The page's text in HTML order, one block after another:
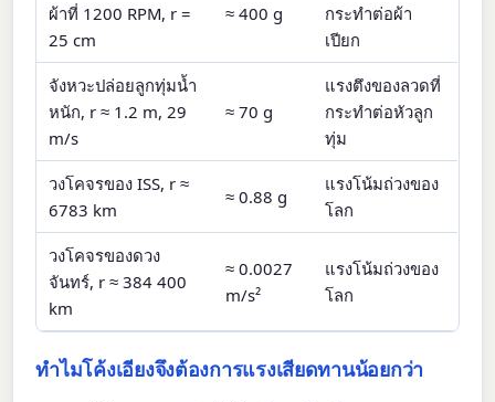
ผ้าที่ 1200 RPM, r =
25 cm
≈ 400 g
กระทำต่อผ้า
เปียก
จังหวะปล่อยลูกทุ่มน้ำ
หนัก, r ≈ 1.2 m, 29
m/s
≈ 70 g
แรงตึงของลวดที่
กระทำต่อหัวลูก
ทุ่ม
วงโคจรของ ISS, r ≈
6783 km
≈ 0.88 g
แรงโน้มถ่วงของ
โลก
วงโคจรของดวง
จันทร์, r ≈ 384 400
km
≈ 0.0027
m/s²
แรงโน้มถ่วงของ
โลก
ทำไมโค้งเอียงจึงต้องการแรงเสียดทานน้อยกว่า